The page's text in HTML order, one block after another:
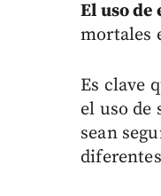
El uso de
mortales
Es clave
el uso de
sean